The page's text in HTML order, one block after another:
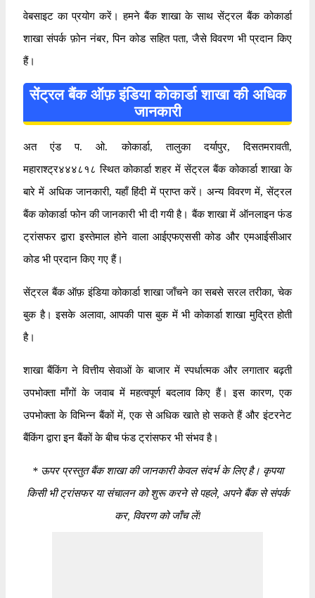
वेबसाइट का प्रयोग करें। हमने बैंक शाखा के साथ सेंट्रल बैंक कोकार्डा
शाखा संपर्क फ़ोन नंबर, पिन कोड सहित पता, जैसे विवरण भी प्रदान किए
हैं।
सेंट्रल बैंक ऑफ़ इंडिया कोकार्डा शाखा की अधिक
जानकारी
अत एंड प. ओ. कोकार्डा, तालुका दर्यापुर, दिसतमरावती,
महाराश्ट्र४४४८१८ स्थित कोकार्डा शहर में सेंट्रल बैंक कोकार्डा शाखा के
बारे में अधिक जानकारी, यहाँ हिंदी में प्राप्त करें। अन्य विवरण में, सेंट्रल
बैंक कोकार्डा फोन की जानकारी भी दी गयी है। बैंक शाखा में ऑनलाइन फंड
ट्रांसफर द्वारा इस्तेमाल होने वाला आईएफएससी कोड और एमआईसीआर
कोड भी प्रदान किए गए हैं।
सेंट्रल बैंक ऑफ़ इंडिया कोकार्डा शाखा जाँचने का सबसे सरल तरीका, चेक
बुक है। इसके अलावा, आपकी पास बुक में भी कोकार्डा शाखा मुद्रित होती
है।
शाखा बैंकिंग ने वित्तीय सेवाओं के बाजार में स्पर्धात्मक और लगातार बढ़ती
उपभोक्ता माँगों के जवाब में महत्वपूर्ण बदलाव किए हैं। इस कारण, एक
उपभोक्ता के विभिन्न बैंकों में, एक से अधिक खाते हो सकते हैं और इंटरनेट
बैंकिंग द्वारा इन बैंकों के बीच फंड ट्रांसफर भी संभव है।
*ऊपर प्रस्तुत बैंक शाखा की जानकारी केवल संदर्भ के लिए है। कृपया
किसी भी ट्रांसफर या संचालन को शुरू करने से पहले, अपने बैंक से संपर्क
कर, विवरण को जाँच लें!